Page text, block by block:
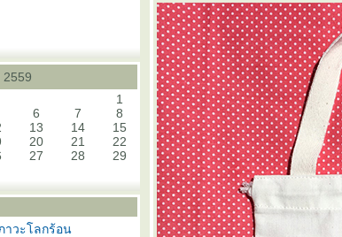
1
6 7
8
13 14
15
20 21
22
27 28
29
าวะโลกร้อน